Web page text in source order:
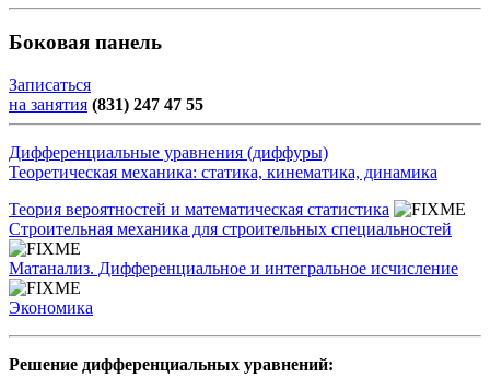
Боковая панель
Записаться
на занятия (831) 247 47 55
Дифференциальные уравнения (диффуры)
Теоретическая механика: статика, кинематика, динамика
Теория вероятностей и математическая статистика
Строительная механика для строительных специальностей
Матанализ. Дифференциальное и интегральное исчисление
Экономика
Решение дифференциальных уравнений: